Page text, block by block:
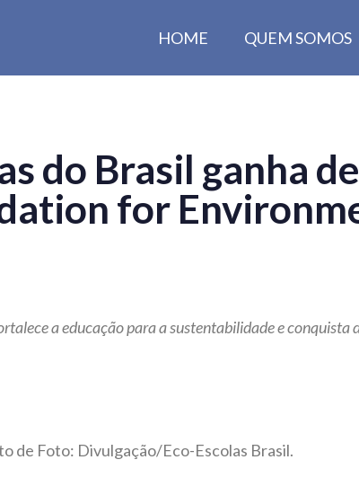
HOME QUEM SOMOS
do Brasil ganha
for
a educação para a sustentabilidade e conquista
de Foto: Divulgação/Eco-Escolas Brasil.